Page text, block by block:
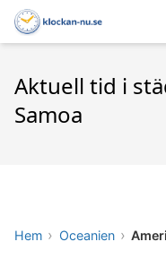
Aktuell tid i
Samoa
Hem Oceanien